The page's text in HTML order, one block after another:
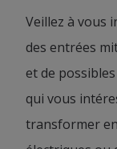
Veillez à vous
des entrées
et de
qui vous
transformer